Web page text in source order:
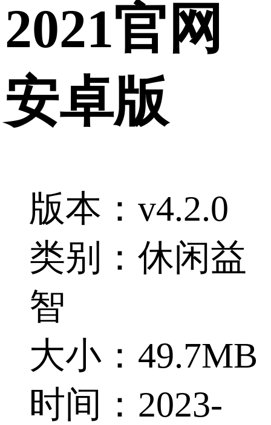
2021官网
安卓版
版本：v4.2.0
类别：休闲益
智
大小：49.7MB
时间：2023-